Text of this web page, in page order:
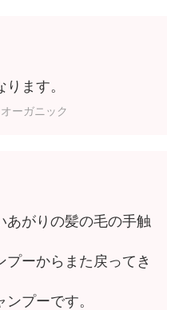
ます。
ーガニック
あがりの髪の毛の手触
ーからまた戻ってき
プーです。